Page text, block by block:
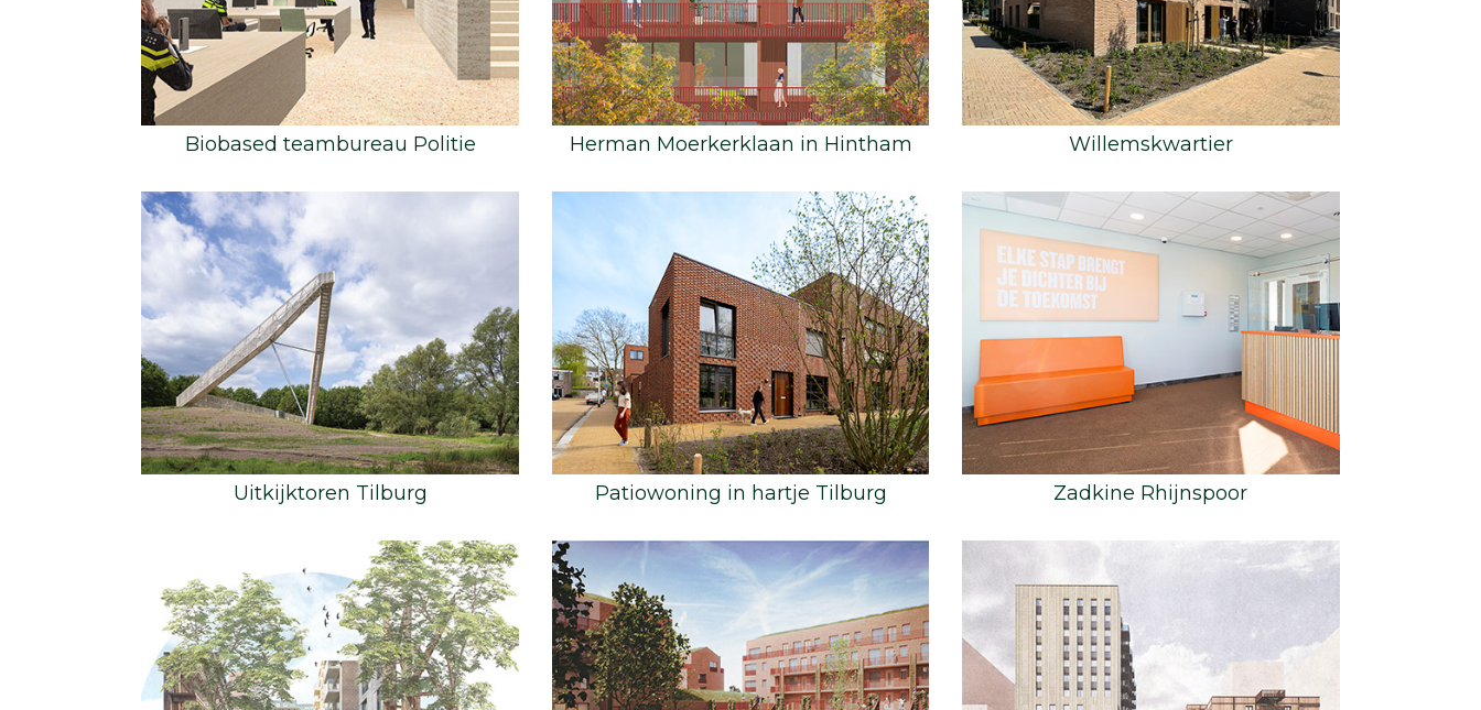
Willemskwartier
Herman Moerkerklaan in Hintham
Biobased teambureau Politie
Zadkine Rhijnspoor
Patiowoning in hartje Tilburg
Uitkijktoren Tilburg